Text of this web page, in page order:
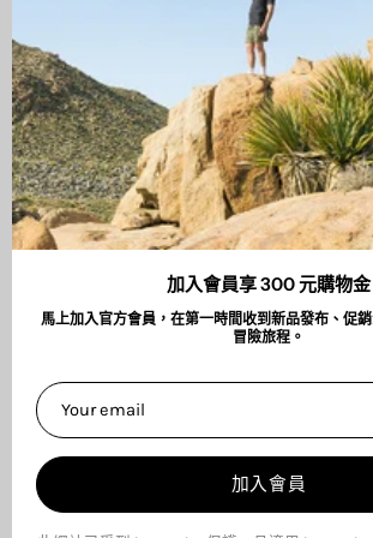
加入會員享 300 元購物金
馬上加入官方會員，在第一時間收到新品發布、促
冒險旅程。
加入會員
ABOUT
服務與法律聲明
衝浪板租借
VAST Surf Shop
營業時間：13:00-22:00
門市電話：(02)8771-3198